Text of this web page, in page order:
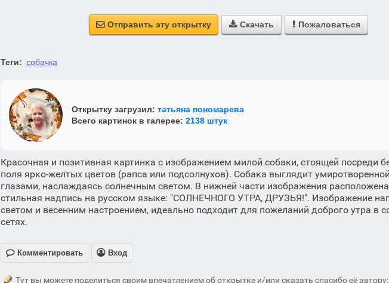
 Отправить эту открытку  Скачать  Пожаловаться
Теги: собачка
Открытку загрузил: татьяна пономарева
Всего картинок в галерее: 2138 штук
Красочная и позитивная картинка с изображением милой собаки, стоящей посреди
поля ярко-желтых цветов (рапса или подсолнухов). Собака выглядит
глазами, наслаждаясь солнечным светом. В нижней части изображения
стильная надпись на русском языке: "СОЛНЕЧНОГО УТРА, ДРУЗЬЯ!". Изображение
светом и весенним настроением, идеально подходит для пожеланий доброго утра в
сетях.
 Комментировать  Вход
Тут вы можете поделиться своим впечатлением об открытке и/или сказать спасибо её автору: